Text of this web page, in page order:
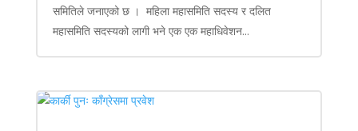
समितिले जनाएको छ । महिला महासमिति सदस्य र दलित
महासमिति सदस्यको लागी भने एक एक महाधिवेशन...